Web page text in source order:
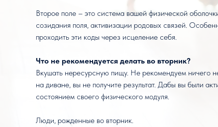
Второе поле – это система вашей физической
созидания поля, активизации родовых связей.
проходить эти коды через исцеление себя.
Что не рекомендуется делать во вторник?
Вкушать нересурсную пищу. Не рекомендуем ничего
на диване, вы не получите результат. Дабы вы были
состоянием своего физического модуля.
Люди, рожденные во вторник.